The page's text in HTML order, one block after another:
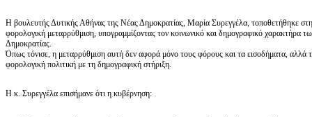
Η βουλευτής Δυτικής Αθήνας της Νέας Δημοκρατίας, Μαρία Συρεγγέλα, τοποθετήθηκε
φορολογική μεταρρύθμιση, υπογραμμίζοντας τον κοινωνικό και δημογραφικό χαρακτήρα
Δημοκρατίας.
Όπως τόνισε, η μεταρρύθμιση αυτή δεν αφορά μόνο τους φόρους και τα εισοδήματα, αλλά
φορολογική πολιτική με τη δημογραφική στήριξη.
Η κ. Συρεγγέλα επισήμανε ότι η κυβέρνηση: